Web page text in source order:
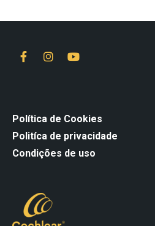
Política de Cookies
Politíca de privacidade
Condições de uso